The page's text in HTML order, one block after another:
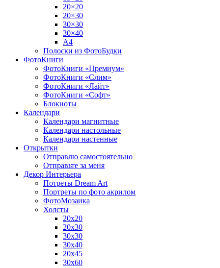
20×20
20×30
30×30
30×40
A4
Полоски из ФотоБудки
ФотоКниги
ФотоКниги «Премиум»
ФотоКниги «Слим»
ФотоКниги «Лайт»
ФотоКниги «Софт»
Блокноты
Календари
Календари магнитные
Календари настольные
Календари настенные
Открытки
Отправлю самостоятельно
Отправьте за меня
Декор Интерьера
Потреты Dream Art
Портреты по фото акрилом
ФотоМозаика
Холсты
20х20
20х30
30х30
30х40
20х45
30х60